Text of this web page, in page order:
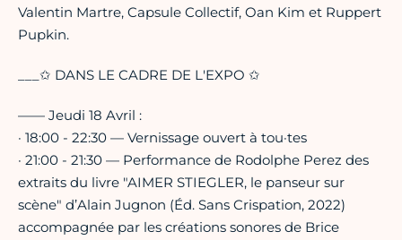
Valentin Martre, Capsule Collectif, Oan Kim et Ruppert
Pupkin.
___✩ DANS LE CADRE DE L'EXPO ✩
—— Jeudi 18 Avril :
· 18:00 - 22:30 — Vernissage ouvert à tou·tes
· 21:00 - 21:30 — Performance de Rodolphe Perez des
extraits du livre "AIMER STIEGLER, le panseur sur
scène" d’Alain Jugnon (Éd. Sans Crispation, 2022)
accompagnée par les créations sonores de Brice